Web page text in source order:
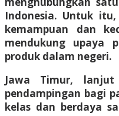
Indonesia. Untuk
kemampuan dan
mendukung upaya
produk dalam negeri.
Jawa Timur,
pendampingan bagi
kelas dan berdaya